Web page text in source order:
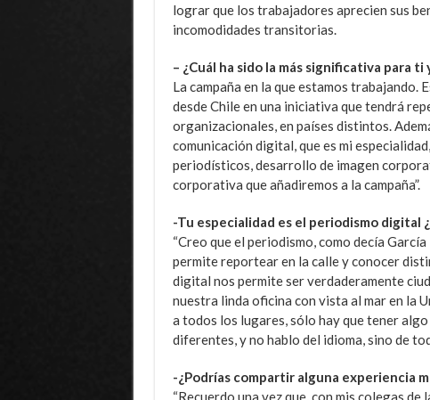
lograr que los trabajadores aprecien sus
incomodidades transitorias.
– ¿Cuál ha sido la más significativa para ti
La campaña en la que estamos
desde Chile en una iniciativa que tendrá
organizacionales, en países distintos.
comunicación digital, que es mi
periodísticos, desarrollo de imagen
corporativa que añadiremos a la campaña”.
-Tu especialidad es el periodismo digital
“Creo que el periodismo, como decía
permite reportear en la calle y conocer
digital nos permite ser verdaderamente
nuestra linda oficina con vista al mar en la
a todos los lugares, sólo hay que tener
diferentes, y no hablo del idioma, sino de
-¿Podrías compartir alguna experiencia
“Recuerdo una vez que, con mis colegas